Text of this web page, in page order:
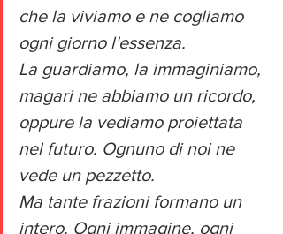
che la viviamo e ne cogliamo
ogni giorno l'essenza.
La guardiamo, la immaginiamo,
magari ne abbiamo un ricordo,
oppure la vediamo proiettata
nel futuro. Ognuno di noi ne
vede un pezzetto.
Ma tante frazioni formano un
intero. Ogni immagine, ogni